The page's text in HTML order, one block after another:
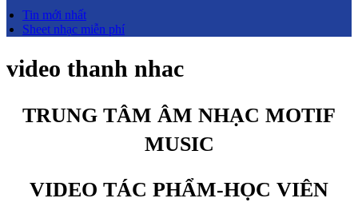
Tin mới nhất
Sheet nhạc miễn phí
video thanh nhac
TRUNG TÂM ÂM NHẠC MOTIF
MUSIC
VIDEO TÁC PHẨM-HỌC VIÊN